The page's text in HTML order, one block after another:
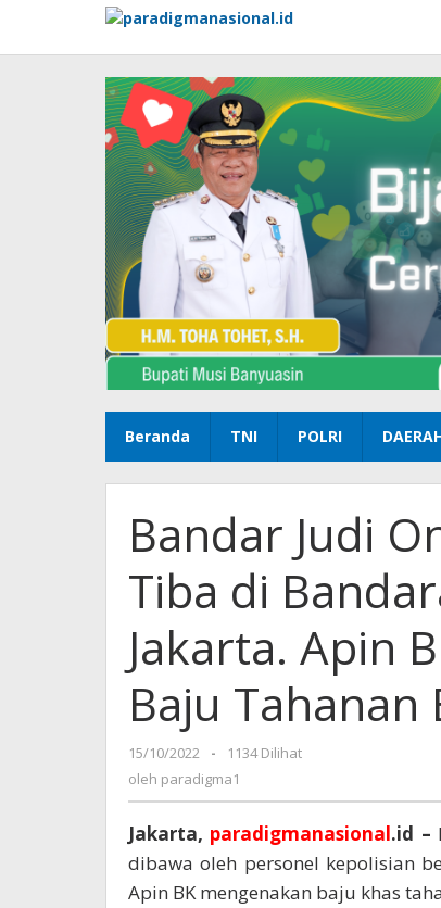
konten
Beranda TNI POLRI
Bandar Judi
Tiba di
Jakarta. Apin
Baju
15/10/2022
oleh
paradigma1
-
1134 Dilihat
oleh paradigma1
Jakarta, paradigmanasional.id –
dibawa oleh personel kepolisian
Apin BK mengenakan baju khas